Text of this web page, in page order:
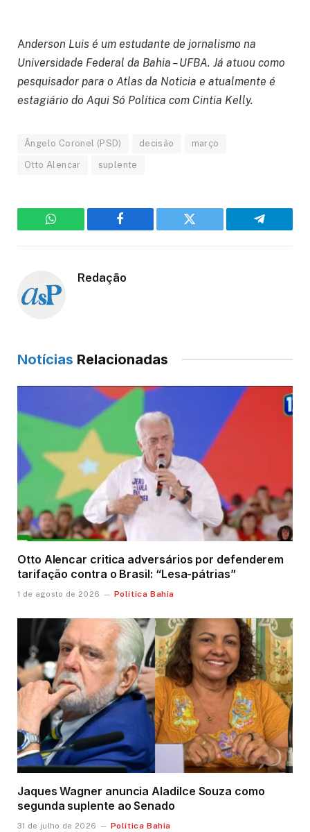
Anderson Luis é um estudante de jornalismo na
Universidade Federal da Bahia – UFBA. Já atuou como
pesquisador para o Atlas da Noticia e atualmente é
estagiário do Aqui Só Política com Cintia Kelly.
Ângelo Coronel (PSD) decisão março
Otto Alencar suplente
WhatsApp Facebook Twitter Telegram
Redação
Notícias Relacionadas
Otto Alencar critica adversários por defenderem
tarifação contra o Brasil: “Lesa-pátrias”
1 de agosto de 2026 Política Bahia
Jaques Wagner anuncia Aladilce Souza como
segunda suplente ao Senado
31 de julho de 2026 Política Bahia